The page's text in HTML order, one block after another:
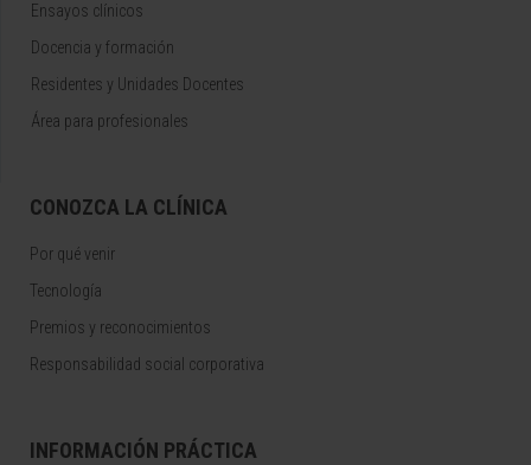
Ensayos clínicos
Docencia y formación
Residentes y Unidades Docentes
Área para profesionales
CONOZCA LA CLÍNICA
Por qué venir
Tecnología
Premios y reconocimientos
Responsabilidad social corporativa
INFORMACIÓN PRÁCTICA